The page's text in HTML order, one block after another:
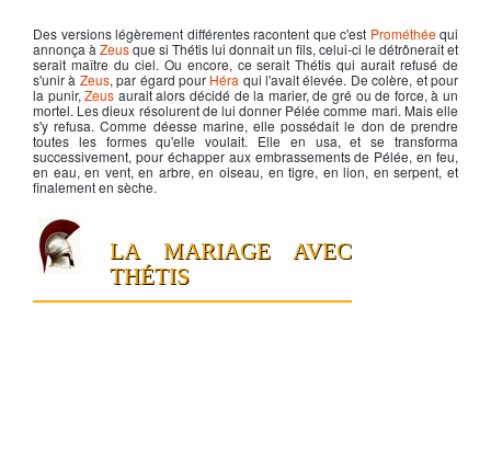
Des versions légèrement différentes racontent que c'est Prométhéequi
annonça à Zeusque si Thétis lui donnait un fils, celui-ci le détrônerait et
serait maître du ciel. Ou encore, ce serait Thétis qui aurait refusé de
s'unir à Zeus, par égard pour Héra qui l'avait élevée. De colère, et pour
la punir,Zeus aurait alors décidé de la marier, de gré ou de force, à un
mortel. Les dieux résolurent de lui donner Pélée comme mari. Mais elle
s'y refusa. Comme déesse marine, elle possédait le don de prendre
toutes les formes qu'elle voulait. Elle en usa, et se transforma
successivement, pour échapper aux embrassements de Pélée, en feu,
en eau, en vent, en arbre, en oiseau, en tigre, en lion, en serpent, et
finalement en sèche.
LA MARIAGE AVEC
THÉTIS